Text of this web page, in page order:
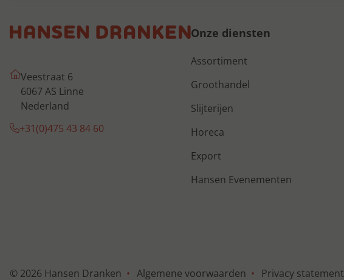
Veestraat 6
6067 AS Linne
Nederland
+31(0)475 43 84 60
Onze diensten
Assortiment
Groothandel
Slijterijen
Horeca
Export
Hansen Evenementen
© 2026 Hansen Dranken Algemene voorwaarden Privacy statement